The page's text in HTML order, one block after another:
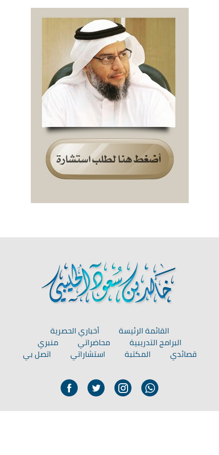
القائمة الرئيسة
أخباري الحصرية
البرامج التدريبية
محاضراتي
منبري
قصائدي
المكتبة استشاراتي اتصل بي